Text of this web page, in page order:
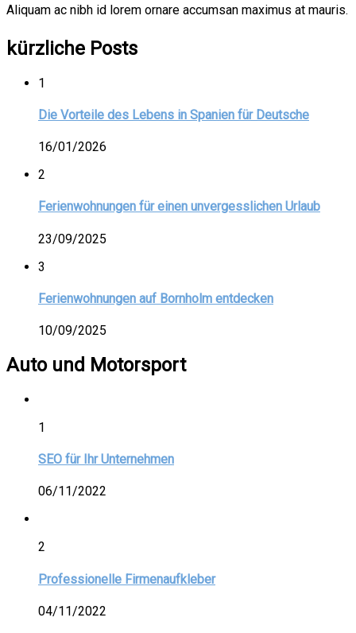
Aliquam ac nibh id lorem ornare accumsan maximus at mauris.
kürzliche Posts
1
Die Vorteile des Lebens in Spanien für Deutsche
16/01/2026
2
Ferienwohnungen für einen unvergesslichen Urlaub
23/09/2025
3
Ferienwohnungen auf Bornholm entdecken
10/09/2025
Auto und Motorsport
1
SEO für Ihr Unternehmen
06/11/2022
2
Professionelle Firmenaufkleber
04/11/2022